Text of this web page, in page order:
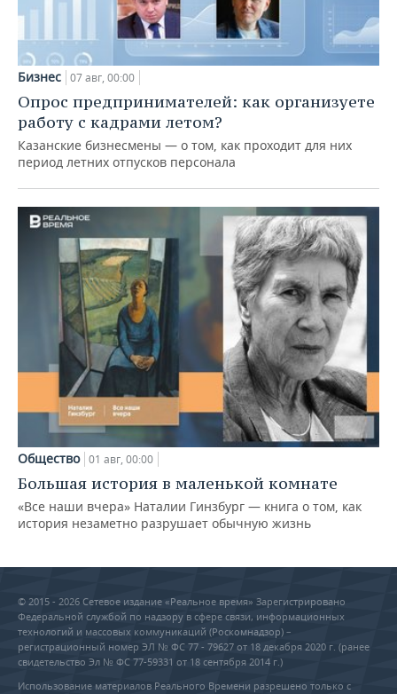
Бизнес 07 авг, 00:00
Опрос предпринимателей: как организуете
работу с кадрами летом?
Казанские бизнесмены — о том, как проходит для них
период летних отпусков персонала
Общество 01 авг, 00:00
Большая история в маленькой комнате
«Все наши вчера» Наталии Гинзбург — книга о том, как
история незаметно разрушает обычную жизнь
© 2015 - 2026 Сетевое издание «Реальное время» Зарегистрировано
Федеральной службой по надзору в сфере связи, информационных
технологий и массовых коммуникаций (Роскомнадзор) –
регистрационный номер ЭЛ № ФС 77 - 79627 от 18 декабря 2020 г. (ранее
свидетельство Эл № ФС 77-59331 от 18 сентября 2014 г.)
Использование материалов Реального Времени разрешено только с